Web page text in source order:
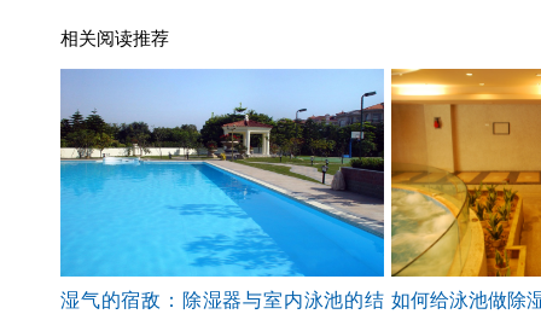
相关阅读推荐
湿气的宿敌：除湿器与室内泳池的结 如何给泳池做除